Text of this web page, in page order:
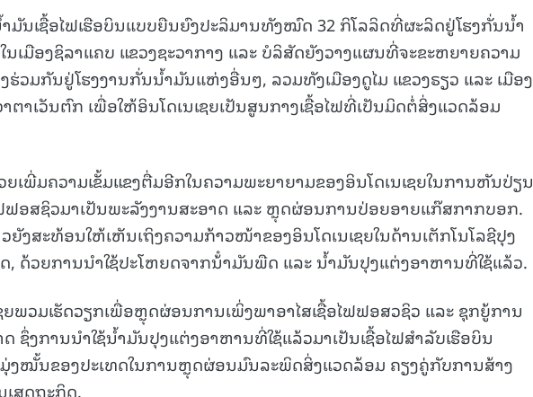
ມັນເຊື້ອໄຟເຮືອບິນແບບຍືນຍົງປະລິມານທັງໝົດ 32 ກິໂລລິດທີ່ຜະລິດຢູ່ໂຮງກັ່ນນ້ຳ
ນເມືອງຊິລາແຄບ ແຂວງຊະວາກາງ ແລະ ບໍລິສັດຍັງວາງແຜນທີ່ຈະຂະຫຍາຍຄວາມ
ຮ່ວມກັນຢູ່ໂຮງງານກັ່ນນໍ້າມັນແຫ່ງອື່ນໆ, ລວມທັງເມືອງດູໄມ ແຂວງຣຽວ ແລະ ເມືອງ
ຕາເວັນຕົກ ເພື່ອໃຫ້ອິນໂດເນເຊຍເປັນສູນກາງເຊື້ອໄຟທີ່ເປັນມິດຕໍ່ສິ່ງແວດລ້ອມ
ຍເພີ່ມຄວາມເຂັ້ມແຂງຕື່ມອີກໃນຄວາມພະຍາຍາມຂອງອິນໂດເນເຊຍໃນການຫັນປ່ຽນ
ຟອສຊິວມາເປັນພະລັງງານສະອາດ ແລະ ຫຼຸດຜ່ອນການປ່ອຍອາຍແກ໊ສກາກບອກ.
ຍັງສະທ້ອນໃຫ້ເຫັນເຖິງຄວາມກ້າວໜ້າຂອງອິນໂດເນເຊຍໃນດ້ານເຕັກໂນໂລຊີປຸງ
, ດ້ວຍການນໍາໃຊ້ປະໂຫຍດຈາກນ້ໍາມັນພືດ ແລະ ນໍ້າມັນປຸງແຕ່ງອາຫານທີ່ໃຊ້ແລ້ວ.
ຍພວມເຮັດວຽກເພື່ອຫຼຸດຜ່ອນການເພິ່ງພາອາໄສເຊື້ອໄຟຟອສວຊິວ ແລະ ຊຸກຍູ້ການ
ຊຶ່ງການນຳໃຊ້ນ້ຳມັນປຸງແຕ່ງອາຫານທີ່ໃຊ້ແລ້ວມາເປັນເຊື້ອໄຟສຳລັບເຮືອບິນ
ງໝັ້ນຂອງປະເທດໃນການຫຼຸດຜ່ອນມົນລະພິດສິ່ງແວດລ້ອມ ຄຽງຄູ່ກັບການສ້າງ
ສດຖະກິດ.